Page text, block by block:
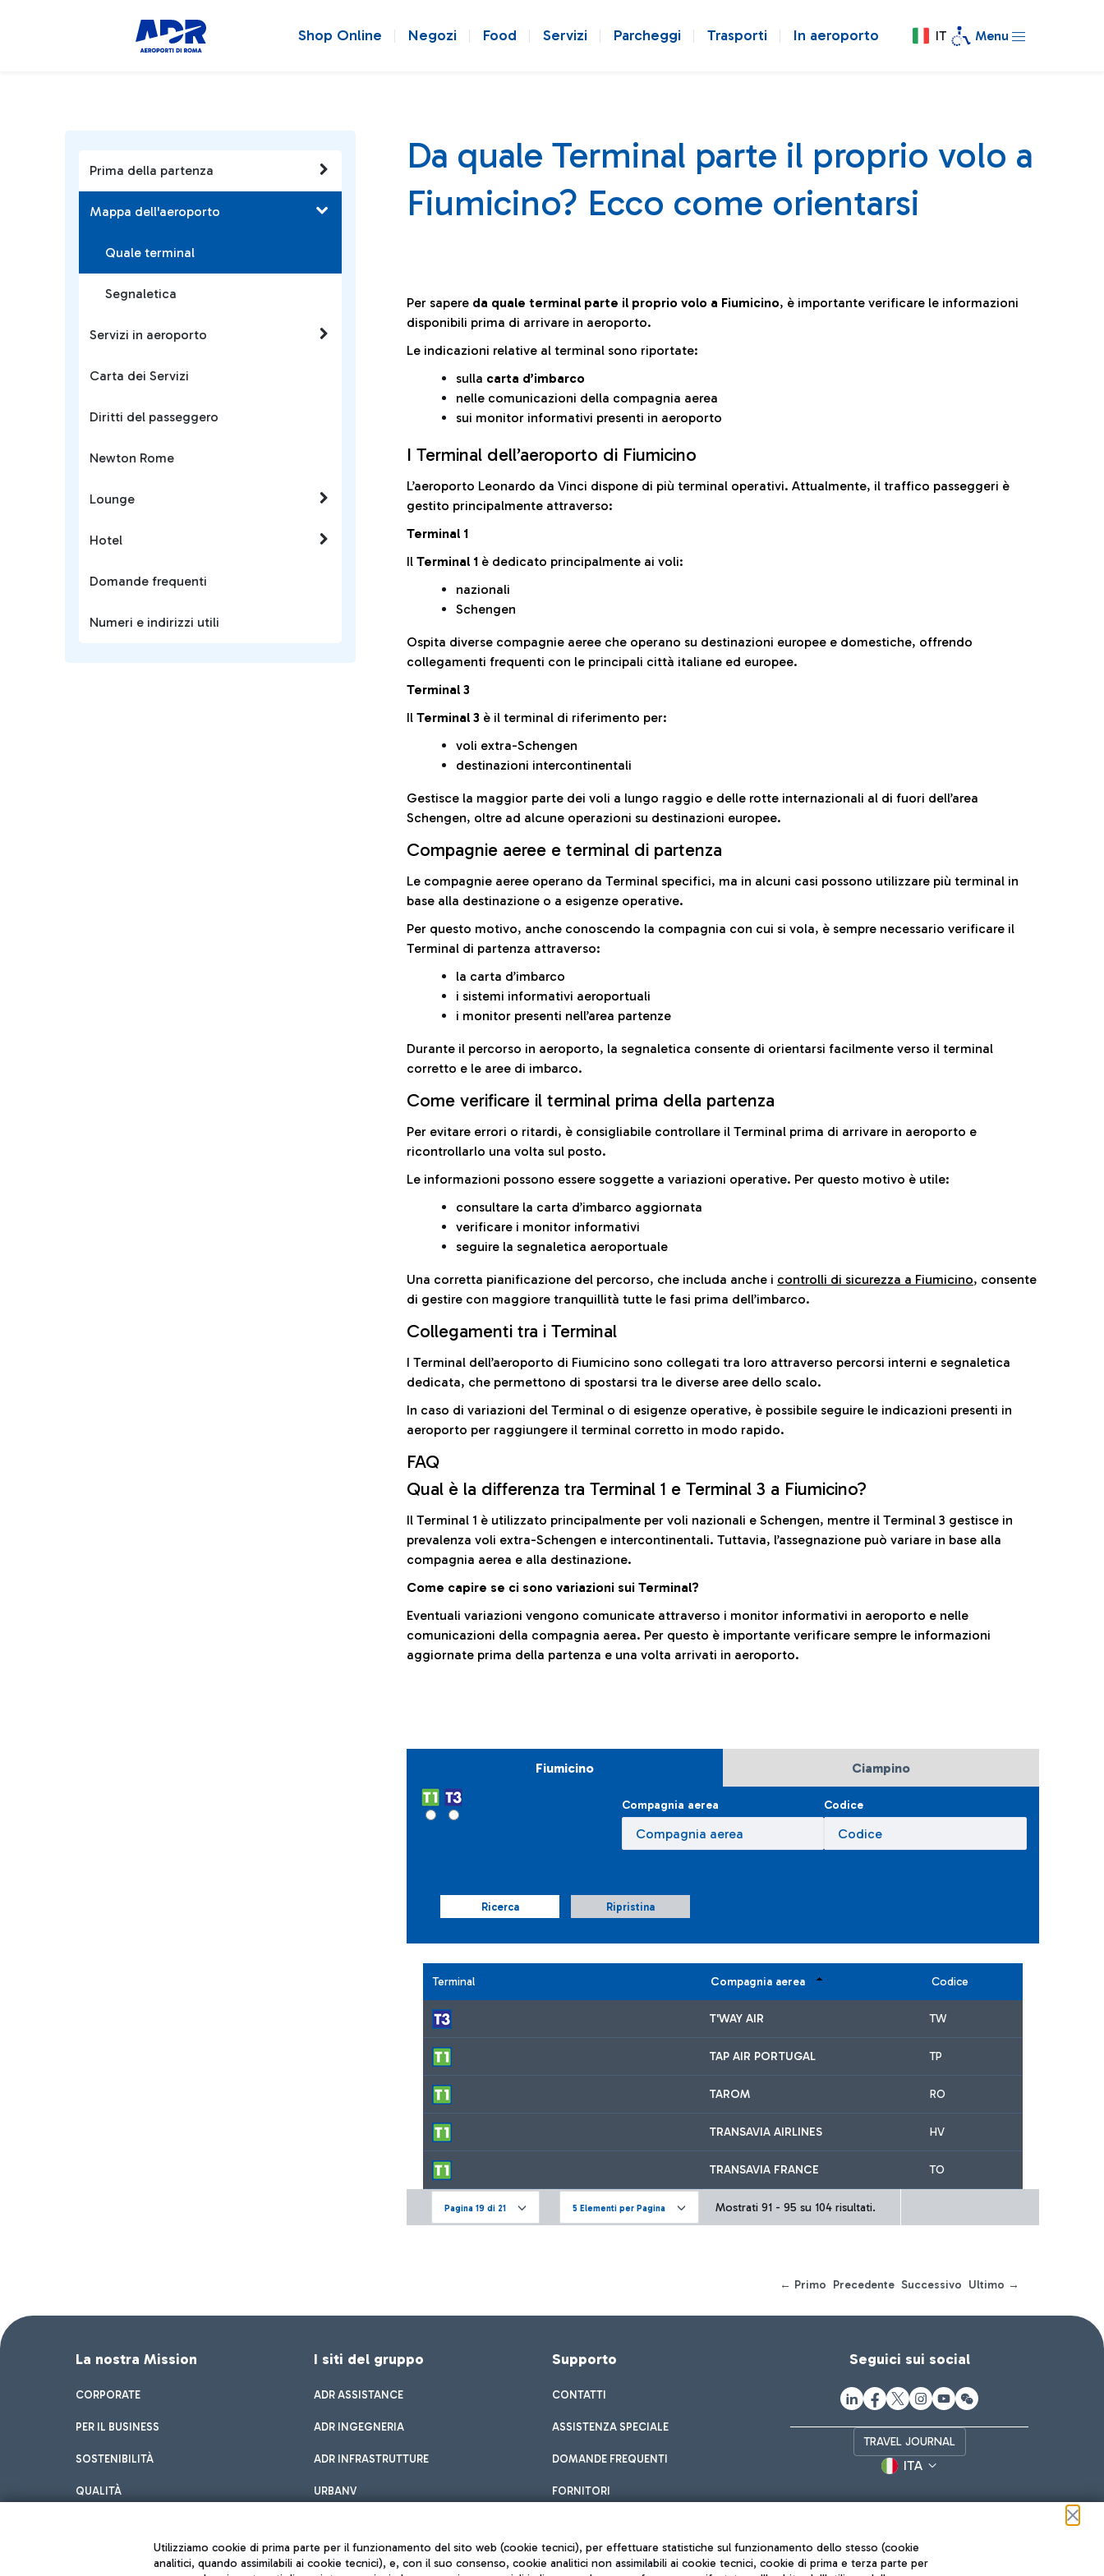
Shop Online Negozi Food Servizi Parcheggi Trasporti In aeroporto IT Menu
Prima della partenza
Mappa dell'aeroporto
Quale terminal
Segnaletica
Servizi in aeroporto
Carta dei Servizi
Diritti del passeggero
Newton Rome
Lounge
Hotel
Domande frequenti
Numeri e indirizzi utili
Da quale Terminal parte il proprio volo a
Fiumicino? Ecco come orientarsi
Per sapere da quale terminal parte il proprio volo a Fiumicino, è importante verificare le informazioni
disponibili prima di arrivare in aeroporto.
Le indicazioni relative al terminal sono riportate:
sulla carta d’imbarco
nelle comunicazioni della compagnia aerea
sui monitor informativi presenti in aeroporto
I Terminal dell’aeroporto di Fiumicino
L’aeroporto Leonardo da Vinci dispone di più terminal operativi. Attualmente, il traffico passeggeri è
gestito principalmente attraverso:
Terminal 1
Il Terminal 1 è dedicato principalmente ai voli:
nazionali
Schengen
Ospita diverse compagnie aeree che operano su destinazioni europee e domestiche, offrendo
collegamenti frequenti con le principali città italiane ed europee.
Terminal 3
Il Terminal 3 è il terminal di riferimento per:
voli extra-Schengen
destinazioni intercontinentali
Gestisce la maggior parte dei voli a lungo raggio e delle rotte internazionali al di fuori dell’area
Schengen, oltre ad alcune operazioni su destinazioni europee.
Compagnie aeree e terminal di partenza
Le compagnie aeree operano da Terminal specifici, ma in alcuni casi possono utilizzare più terminal in
base alla destinazione o a esigenze operative.
Per questo motivo, anche conoscendo la compagnia con cui si vola, è sempre necessario verificare il
Terminal di partenza attraverso:
la carta d’imbarco
i sistemi informativi aeroportuali
i monitor presenti nell’area partenze
Durante il percorso in aeroporto, la segnaletica consente di orientarsi facilmente verso il terminal
corretto e le aree di imbarco.
Come verificare il terminal prima della partenza
Per evitare errori o ritardi, è consigliabile controllare il Terminal prima di arrivare in aeroporto e
ricontrollarlo una volta sul posto.
Le informazioni possono essere soggette a variazioni operative. Per questo motivo è utile:
consultare la carta d’imbarco aggiornata
verificare i monitor informativi
seguire la segnaletica aeroportuale
Una corretta pianificazione del percorso, che includa anche i controlli di sicurezza a Fiumicino, consente
di gestire con maggiore tranquillità tutte le fasi prima dell’imbarco.
Collegamenti tra i Terminal
I Terminal dell’aeroporto di Fiumicino sono collegati tra loro attraverso percorsi interni e segnaletica
dedicata, che permettono di spostarsi tra le diverse aree dello scalo.
In caso di variazioni del Terminal o di esigenze operative, è possibile seguire le indicazioni presenti in
aeroporto per raggiungere il terminal corretto in modo rapido.
FAQ
Qual è la differenza tra Terminal 1 e Terminal 3 a Fiumicino?
Il Terminal 1 è utilizzato principalmente per voli nazionali e Schengen, mentre il Terminal 3 gestisce in
prevalenza voli extra-Schengen e intercontinentali. Tuttavia, l’assegnazione può variare in base alla
compagnia aerea e alla destinazione.
Come capire se ci sono variazioni sui Terminal?
Eventuali variazioni vengono comunicate attraverso i monitor informativi in aeroporto e nelle
comunicazioni della compagnia aerea. Per questo è importante verificare sempre le informazioni
aggiornate prima della partenza e una volta arrivati in aeroporto.
Fiumicino Ciampino
Compagnia aerea Codice
Ricerca Ripristina
Terminal Compagnia aerea Codice
T'WAY AIR TW
TAP AIR PORTUGAL TP
TAROM RO
TRANSAVIA AIRLINES HV
TRANSAVIA FRANCE TO
Pagina 19 di 21 5 Elementi per Pagina Mostrati 91 - 95 su 104 risultati.
← Primo Precedente Successivo Ultimo →
La nostra Mission
CORPORATE
PER IL BUSINESS
SOSTENIBILITÀ
QUALITÀ
I siti del gruppo
ADR ASSISTANCE
ADR INGEGNERIA
ADR INFRASTRUTTURE
URBANV
Supporto
CONTATTI
ASSISTENZA SPECIALE
DOMANDE FREQUENTI
FORNITORI
Seguici sui social
TRAVEL JOURNAL
ITA
Utilizziamo cookie di prima parte per il funzionamento del sito web (cookie tecnici), per effettuare statistiche sul funzionamento dello stesso (cookie
analitici, quando assimilabili ai cookie tecnici), e, con il suo consenso, cookie analitici non assimilabili ai cookie tecnici, cookie di prima e terza parte per